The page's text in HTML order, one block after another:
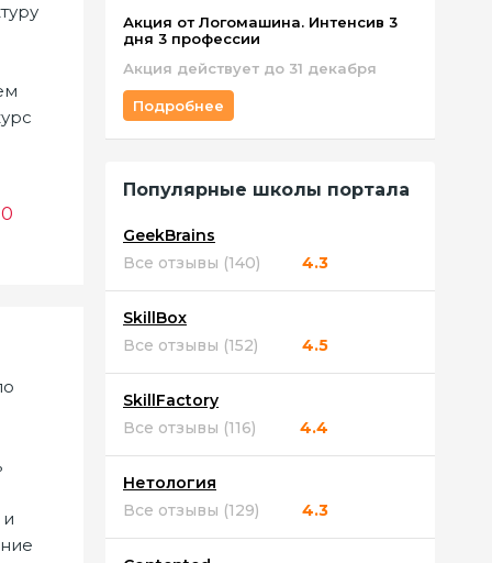
0
Акция от Логомашина. Интенсив 3
дня 3 профессии
Акция действует до 31 декабря
Подробнее
Популярные школы портала
GeekBrains
Все отзывы (140)
4.3
SkillBox
Все отзывы (152)
4.5
SkillFactory
Все отзывы (116)
4.4
Нетология
Все отзывы (129)
4.3